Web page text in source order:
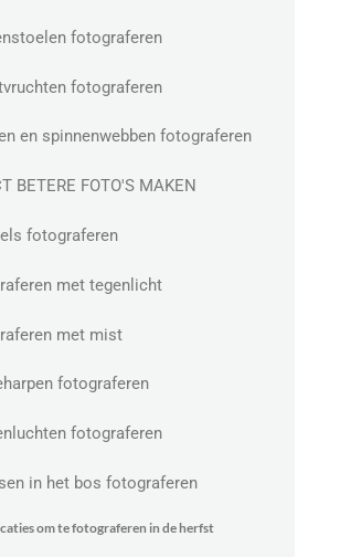
fotograferen
fotograferen
en spinnenwebben fotograferen
BETERE FOTO'S MAKEN
fotograferen
met tegenlicht
met mist
fotograferen
fotograferen
in het bos fotograferen
om te fotograferen in de herfst